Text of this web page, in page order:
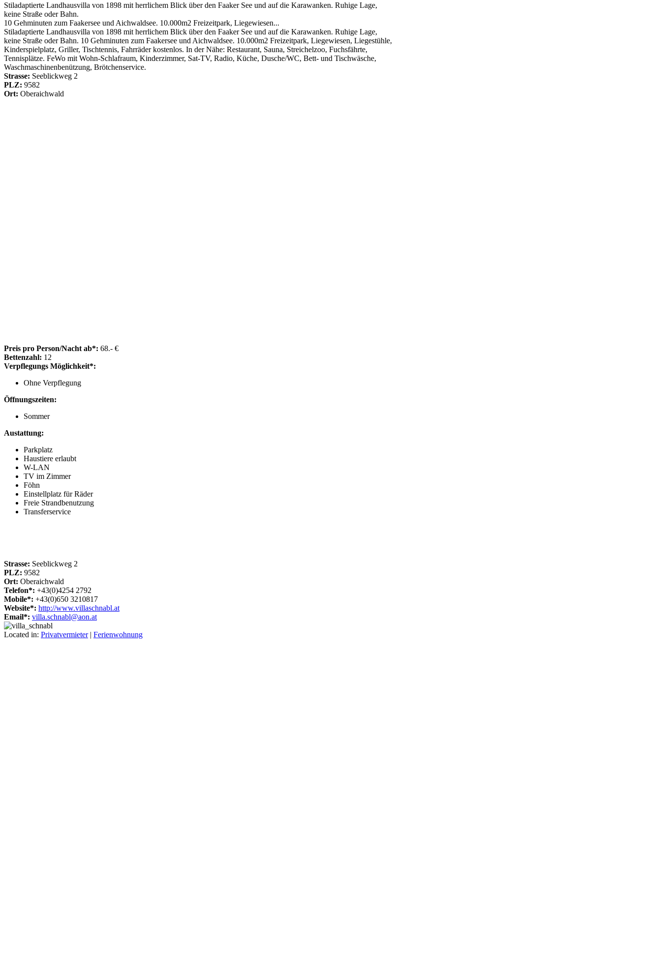
Stiladaptierte Landhausvilla von 1898 mit herrlichem Blick über den Faaker See und auf die Karawanken. Ruhige Lage,
keine Straße oder Bahn.
10 Gehminuten zum Faakersee und Aichwaldsee. 10.000m2 Freizeitpark, Liegewiesen...
Stiladaptierte Landhausvilla von 1898 mit herrlichem Blick über den Faaker See und auf die Karawanken. Ruhige Lage,
keine Straße oder Bahn. 10 Gehminuten zum Faakersee und Aichwaldsee. 10.000m2 Freizeitpark, Liegewiesen, Liegestühle,
Kinderspielplatz, Griller, Tischtennis, Fahrräder kostenlos. In der Nähe: Restaurant, Sauna, Streichelzoo, Fuchsfährte,
Tennisplätze. FeWo mit Wohn-Schlafraum, Kinderzimmer, Sat-TV, Radio, Küche, Dusche/WC, Bett- und Tischwäsche,
Waschmaschinenbenützung, Brötchenservice.
Strasse: Seeblickweg 2
PLZ: 9582
Ort: Oberaichwald
Preis pro Person/Nacht ab*: 68.- €
Bettenzahl: 12
Verpflegungs Möglichkeit*:
Ohne Verpflegung
Öffnungszeiten:
Sommer
Austattung:
Parkplatz
Haustiere erlaubt
W-LAN
TV im Zimmer
Föhn
Einstellplatz für Räder
Freie Strandbenutzung
Transferservice
Strasse: Seeblickweg 2
PLZ: 9582
Ort: Oberaichwald
Telefon*: +43(0)4254 2792
Mobile*: +43(0)650 3210817
Website*: http://www.villaschnabl.at
Email*: villa.schnabl@aon.at
Located in: Privatvermieter| Ferienwohnung